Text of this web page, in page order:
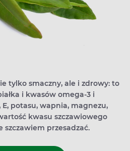
tylko smaczny, ale i zdrowy: to
i kwasów omega-3 i
potasu, wapnia, magnezu,
kwasu szczawiowego
szczawiem przesadzać.